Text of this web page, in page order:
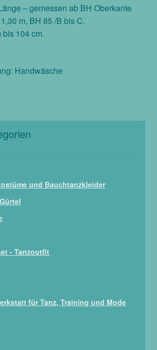
– gemessen ab BH Oberkante
m, BH 85 /B bis C.
bis 104 cm.
Handwäsche
und Bauchtanzkleider
- Tanzoutfit
für Tanz, Training und Mode